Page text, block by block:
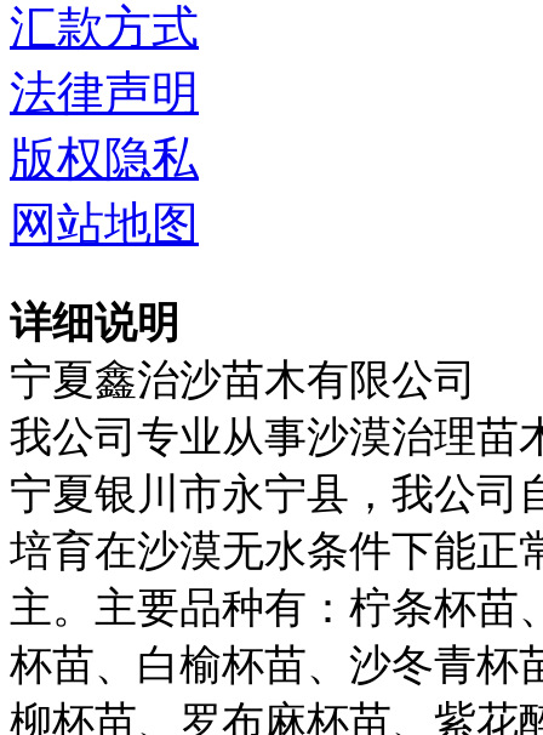
详细说明
宁夏鑫治沙苗木有限公司
我公司专业从事沙漠治理苗
宁夏银川市永宁县，我公司
培育在沙漠无水条件下能正
主。主要品种有：柠条杯苗
杯苗、白榆杯苗、沙冬青杯
柳杯苗、罗布麻杯苗、紫花
汇款方式
法律声明
版权隐私
网站地图